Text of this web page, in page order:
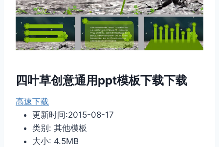
四叶草创意通用ppt模板下载下载
高速下载
更新时间:2015-08-17
类别: 其他模板
大小: 4.5MB